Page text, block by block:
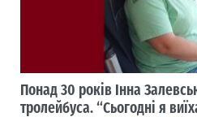
Понад 30 років Інна
тролейбуса. “Сьогодні я